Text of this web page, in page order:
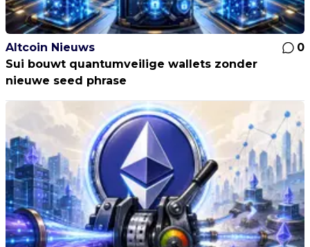
Altcoin Nieuws
0
Sui bouwt quantumveilige wallets zonder
nieuwe seed phrase